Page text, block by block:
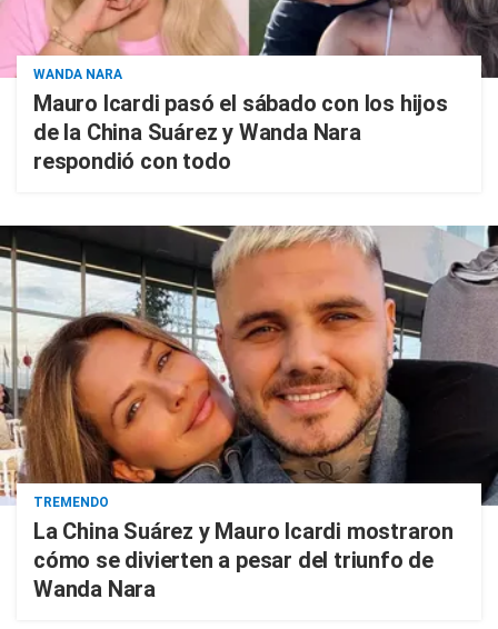
WANDA NARA
Mauro Icardi pasó el sábado con los hijos
de la China Suárez y Wanda Nara
respondió con todo
TREMENDO
La China Suárez y Mauro Icardi mostraron
cómo se divierten a pesar del triunfo de
Wanda Nara